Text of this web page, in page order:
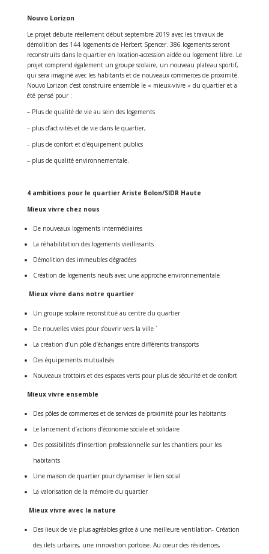
Nouvo Lorizon
Le projet débute réellement début septembre 2019 avec les travaux de
démolition des 144 logements de Herbert Spencer. 386 logements seront
reconstruits dans le quartier en location-accession aidée ou logement libre. Le
projet comprend également un groupe scolaire, un nouveau plateau sportif,
qui sera imaginé avec les habitants et de nouveaux commerces de proximité.
Nouvo Lorizon c’est construire ensemble le « mieux-vivre » du quartier et a
été pensé pour :
– Plus de qualité de vie au sein des logements
– plus d’activités et de vie dans le quartier,
– plus de confort et d’équipement publics
– plus de qualité environnementale.
4 ambitions pour le quartier Ariste Bolon/SIDR Haute
Mieux vivre chez nous
De nouveaux logements intermédiaires
La réhabilitation des logements vieillissants
Démolition des immeubles dégradées
Création de logements neufs avec une approche environnementale
Mieux vivre dans notre quartier
Un groupe scolaire reconstitué au centre du quartier
De nouvelles voies pour s’ouvrir vers la ville `
La création d’un pôle d’échanges entre différents transports
Des équipements mutualisés
Nouveaux trottoirs et des espaces verts pour plus de sécurité et de confort
Mieux vivre ensemble
Des pôles de commerces et de services de proximité pour les habitants
Le lancement d’actions d’économie sociale et solidaire
Des possibilités d’insertion professionnelle sur les chantiers pour les
habitants
Une maison de quartier pour dynamiser le lien social
La valorisation de la mémoire du quartier
Mieux vivre avec la nature
Des lieux de vie plus agréables grâce à une meilleure ventilation- Création
des ilets urbains, une innovation portoise. Au coeur des résidences,